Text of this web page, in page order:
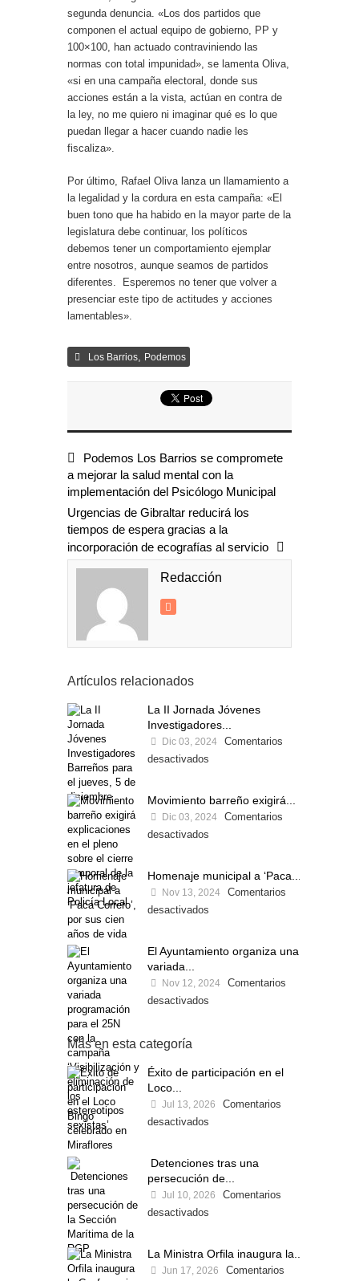
segunda denuncia. «Los dos partidos que
componen el actual equipo de gobierno, PP y
100×100, han actuado contraviniendo las
normas con total impunidad», se lamenta Oliva,
«si en una campaña electoral, donde sus
acciones están a la vista, actúan en contra de
la ley, no me quiero ni imaginar qué es lo que
puedan llegar a hacer cuando nadie les
fiscaliza».
Por último, Rafael Oliva lanza un llamamiento a
la legalidad y la cordura en esta campaña: «El
buen tono que ha habido en la mayor parte de la
legislatura debe continuar, los políticos
debemos tener un comportamiento ejemplar
entre nosotros, aunque seamos de partidos
diferentes. Esperemos no tener que volver a
presenciar este tipo de actitudes y acciones
lamentables».
Los Barrios, Podemos
Podemos Los Barrios se compromete
a mejorar la salud mental con la
implementación del Psicólogo Municipal
Urgencias de Gibraltar reducirá los
tiempos de espera gracias a la
incorporación de ecografías al servicio
Redacción
Artículos relacionados
La II Jornada Jóvenes
Investigadores...
Dic 03, 2024
Comentarios
desactivados
Movimiento barreño exigirá...
Dic 03, 2024
Comentarios
desactivados
Homenaje municipal a ‘Paca...
Nov 13, 2024
Comentarios
desactivados
El Ayuntamiento organiza una
variada...
Nov 12, 2024
Comentarios
desactivados
Más en esta categoría
Éxito de participación en el
Loco...
Jul 13, 2026
Comentarios
desactivados
Detenciones tras una
persecución de...
Jul 10, 2026
Comentarios
desactivados
La Ministra Orfila inaugura la...
Jun 17, 2026 Comentarios